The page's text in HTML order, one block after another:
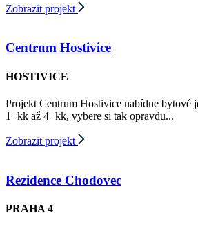
Zobrazit projekt
Centrum Hostivice
HOSTIVICE
Projekt Centrum Hostivice nabídne bytové
1+kk až 4+kk, vybere si tak opravdu...
Zobrazit projekt
Rezidence Chodovec
PRAHA 4